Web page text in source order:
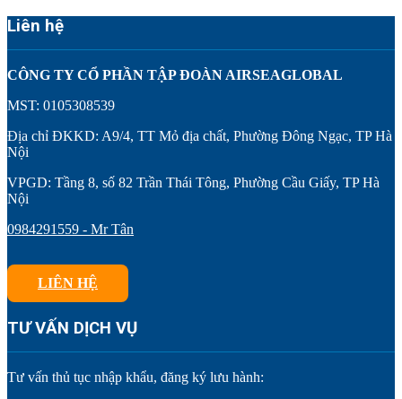
Liên hệ
CÔNG TY CỔ PHẦN TẬP ĐOÀN AIRSEAGLOBAL
MST: 0105308539
Địa chỉ ĐKKD: A9/4, TT Mỏ địa chất, Phường Đông Ngạc, TP Hà
Nội
VPGD: Tầng 8, số 82 Trần Thái Tông, Phường Cầu Giấy, TP Hà
Nội
0984291559 - Mr Tân
LIÊN HỆ
TƯ VẤN DỊCH VỤ
Tư vấn thủ tục nhập khẩu, đăng ký lưu hành: